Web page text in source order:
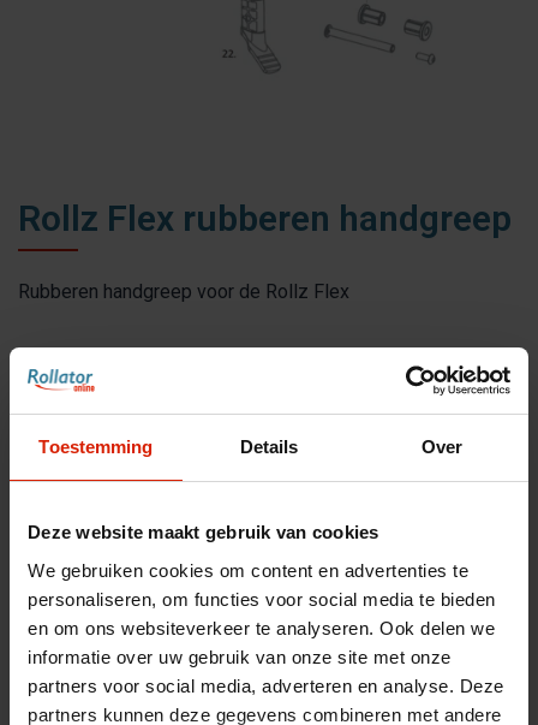
Toestemming Details Over
Deze website maakt gebruik van cookies
We gebruiken cookies om content en advertenties te
personaliseren, om functies voor social media te bieden
en om ons websiteverkeer te analyseren. Ook delen we
informatie over uw gebruik van onze site met onze
partners voor social media, adverteren en analyse. Deze
partners kunnen deze gegevens combineren met andere
Rollz Flex rubberen handgreep
Rubberen handgreep voor de Rollz Flex
€12,00
Maak een keuze:*
Accessoires voor uw rollator
Maak uw rollator compleet met bijpassende